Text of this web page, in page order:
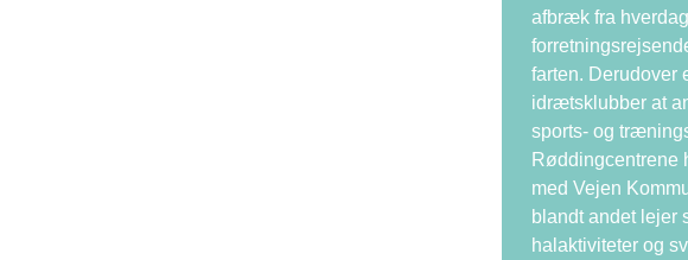
afbræk fra
farten. Derudover
idrætsklubber at
sports- og
Røddingcentrene
med Vejen
blandt andet lejer
halaktiviteter og